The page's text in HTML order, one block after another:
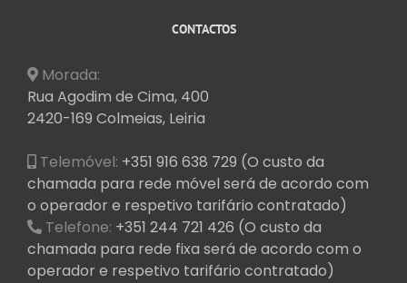
CONTACTOS
Morada:
Rua Agodim de Cima, 400
2420-169 Colmeias, Leiria
Telemóvel: +351 916 638 729 (O custo da
chamada para rede móvel será de acordo com
o operador e respetivo tarifário contratado)
Telefone: +351 244 721 426 (O custo da
chamada para rede fixa será de acordo com o
operador e respetivo tarifário contratado)